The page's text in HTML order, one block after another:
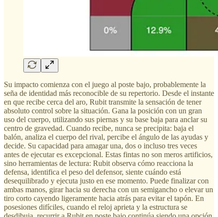
Su impacto comienza con el juego al poste bajo, probablemente la
seña de identidad más reconocible de su repertorio. Desde el instante
en que recibe cerca del aro, Rubit transmite la sensación de tener
absoluto control sobre la situación. Gana la posición con un gran
uso del cuerpo, utilizando sus piernas y su base baja para anclar su
centro de gravedad. Cuando recibe, nunca se precipita: baja el
balón, analiza el cuerpo del rival, percibe el ángulo de las ayudas y
decide. Su capacidad para amagar una, dos o incluso tres veces
antes de ejecutar es excepcional. Estas fintas no son meros artificios,
sino herramientas de lectura: Rubit observa cómo reacciona la
defensa, identifica el peso del defensor, siente cuándo está
desequilibrado y ejecuta justo en ese momento. Puede finalizar con
ambas manos, girar hacia su derecha con un semigancho o elevar un
tiro corto cayendo ligeramente hacia atrás para evitar el tapón. En
posesiones difíciles, cuando el reloj aprieta y la estructura se